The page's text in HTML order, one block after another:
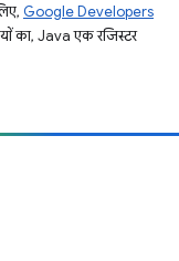
Google Developers
का, Java एक रजिस्टर